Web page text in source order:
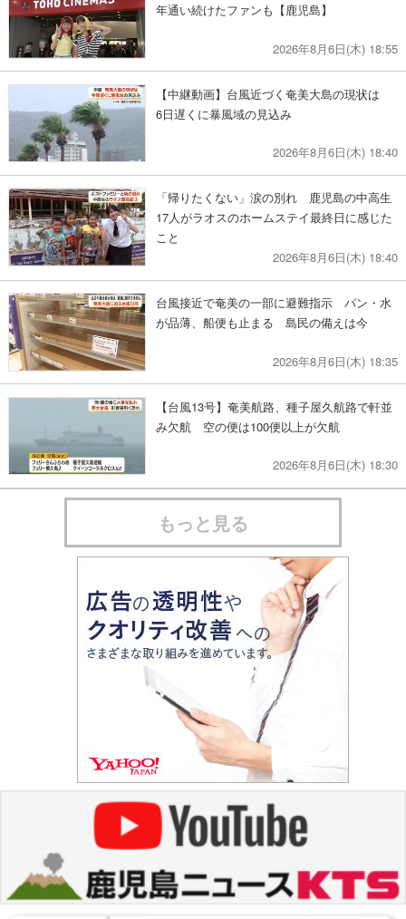
年通い続けたファンも【鹿児島】
2026年8月6日(木) 18:55
【中継動画】台風近づく奄美大島の現状は
6日遅くに暴風域の見込み
2026年8月6日(木) 18:40
「帰りたくない」涙の別れ 鹿児島の中高生
17人がラオスのホームステイ最終日に感じた
こと
2026年8月6日(木) 18:40
台風接近で奄美の一部に避難指示 パン・水
が品薄、船便も止まる 島民の備えは今
2026年8月6日(木) 18:35
【台風13号】奄美航路、種子屋久航路で軒並
み欠航 空の便は100便以上が欠航
2026年8月6日(木) 18:30
もっと見る